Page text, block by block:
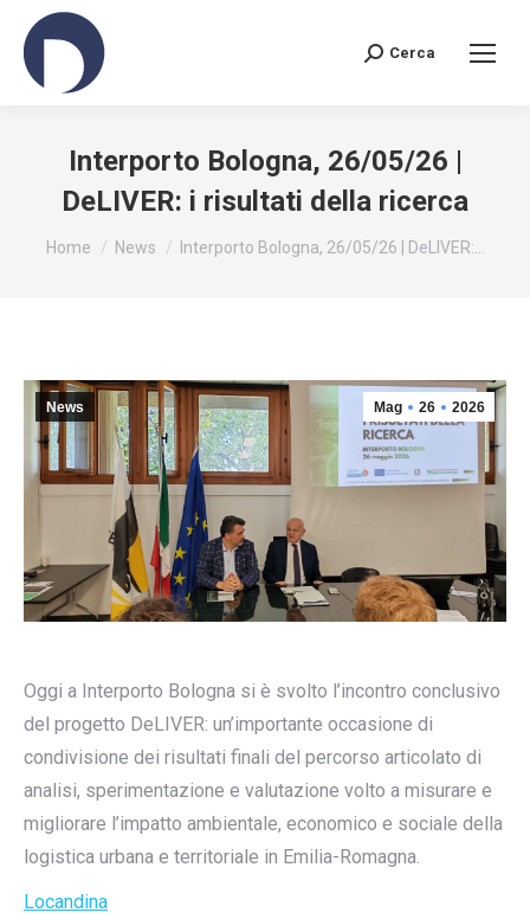
Search:
Cerca
Interporto Bologna, 26/05/26 |
DeLIVER: i risultati della ricerca
You are here:
Home News Interporto Bologna, 26/05/26 | DeLIVER:…
Mag 26 2026
News
Oggi a Interporto Bologna si è svolto l’incontro conclusivo
del progetto DeLIVER: un’importante occasione di
condivisione dei risultati finali del percorso articolato di
analisi, sperimentazione e valutazione volto a misurare e
migliorare l’impatto ambientale, economico e sociale della
logistica urbana e territoriale in Emilia-Romagna.
Locandina